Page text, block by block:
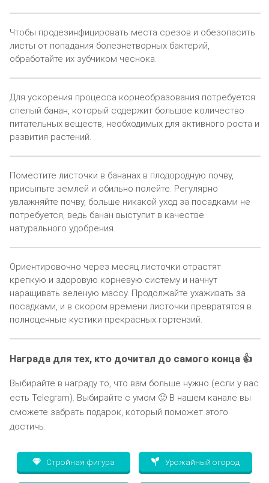
Чтобы продезинфицировать места срезов и обезопасить
листы от попадания болезнетворных бактерий,
обработайте их зубчиком чеснока.
Для ускорения процесса корнеобразования потребуется
спелый банан, который содержит большое количество
питательных веществ, необходимых для активного роста и
развития растений.
Поместите листочки в бананах в плодородную почву,
присыпьте землей и обильно полейте. Регулярно
увлажняйте почву, больше никакой уход за посадками не
потребуется, ведь банан выступит в качестве
натурального удобрения.
Ориентировочно через месяц листочки отрастят
крепкую и здоровую корневую систему и начнут
наращивать зеленую массу. Продолжайте ухаживать за
посадками, и в скором времени листочки превратятся в
полноценные кустики прекрасных гортензий.
Награда для тех, кто дочитал до самого конца 👍
Выбирайте в награду то, что вам больше нужно (если у вас
есть Telegram). Выбирайте с умом 🙂 В нашем канале вы
сможете забрать подарок, который поможет этого
достичь.
Стройная фигура Урожайный огород